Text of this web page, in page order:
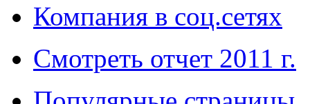
Компания в соц.сетях
Смотреть отчет 2011 г.